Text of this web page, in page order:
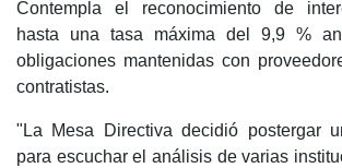
Contempla el reconocimiento de
hasta una tasa máxima del 9,9 %
obligaciones mantenidas con
contratistas.
"La Mesa Directiva decidió postergar
para escuchar el análisis de varias